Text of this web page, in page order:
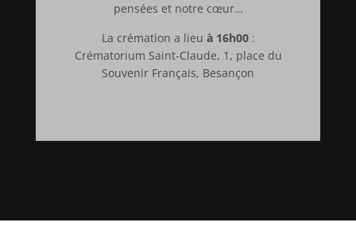
pensées et notre cœur…
La crémation a lieu à 16h00:
Crématorium Saint-Claude, 1, place du
Souvenir Français, Besançon